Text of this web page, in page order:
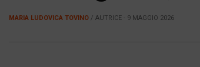
MARIA LUDOVICA TOVINO / AUTRICE - 9 MAGGIO 2026